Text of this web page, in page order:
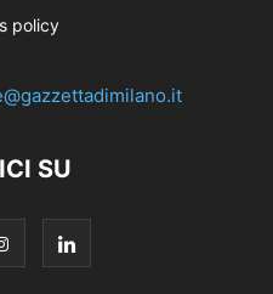
policy
SU